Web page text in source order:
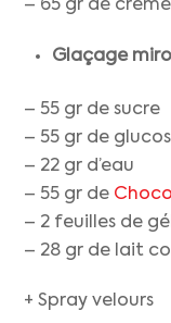
– 65 gr de
Glaçage
– 55 gr de sucre
– 55 gr de
– 22 gr d’eau
– 55 gr de
– 2 feuilles de
– 28 gr de lait
+ Spray velours